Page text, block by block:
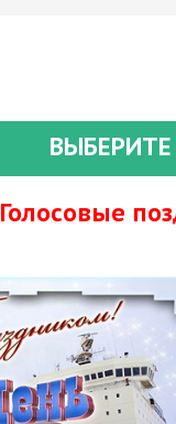
Голосовые